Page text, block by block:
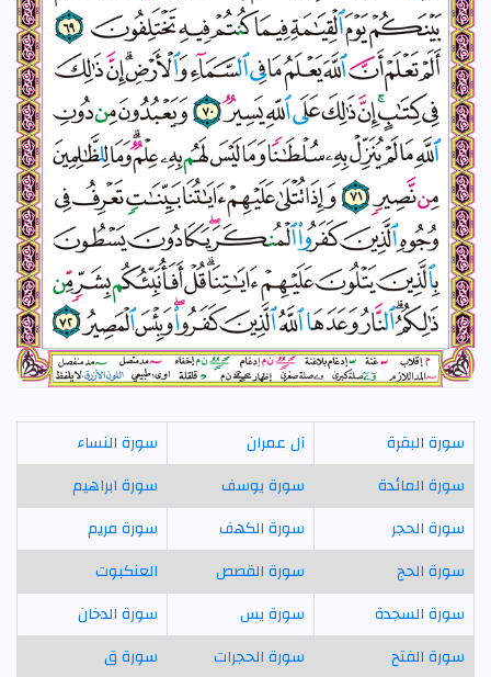
سورة البقرة آل عمران
سورة النساء
سورة المائدة
سورة يوسف
سورة ابراهيم
سورة الحجر
سورة الكهف
سورة مريم
سورة الحج
سورة القصص
العنكبوت
سورة السجدة
سورة يس
سورة الدخان
سورة الفتح
سورة الحجرات سورة ق